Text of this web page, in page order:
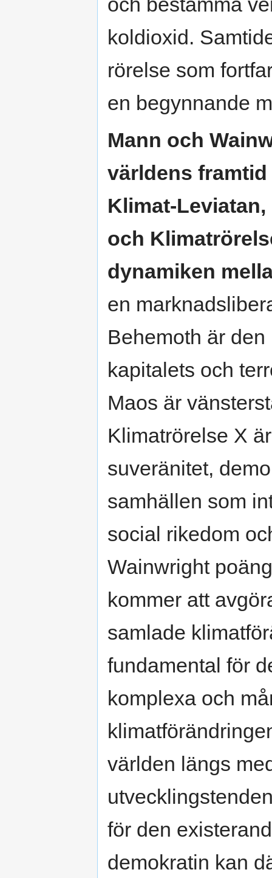
koldioxid.
rörelse som
en begynnande
Mann och
världens
Klimat-
och
dynamiken
en
Behemoth är
kapitalets och
Maos är
Klimatrörelse X
suveränitet,
samhällen som
social rikedom
Wainwright
kommer att
samlade
fundamental för
komplexa och
världen längs
för den
demokratin kan